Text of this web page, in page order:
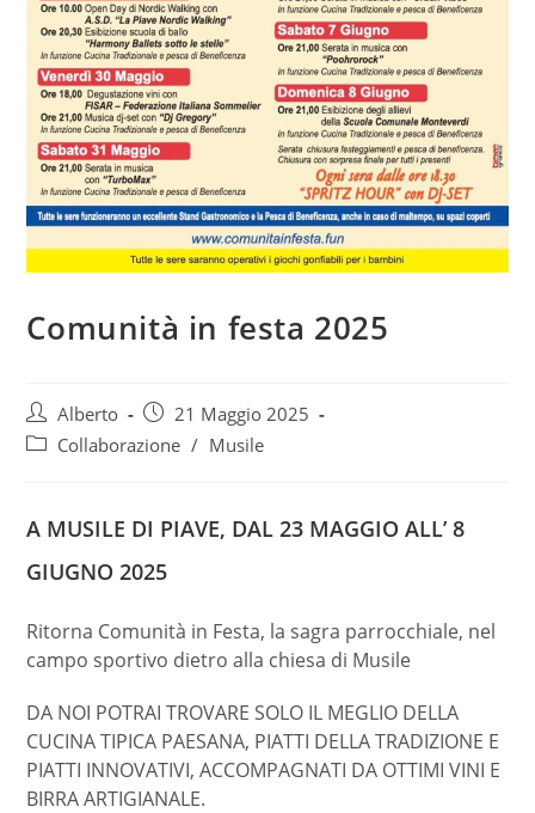
Comunità in festa 2025
Autore
dell'articolo:
Alberto
Articolo
pubblicato:
21 Maggio 2025
Categoria
Collaborazione / Musile
A MUSILE DI PIAVE, DAL 23 MAGGIO ALL’ 8
GIUGNO 2025
Ritorna Comunità in Festa, la sagra parrocchiale, nel
campo sportivo dietro alla chiesa di Musile
DA NOI POTRAI TROVARE SOLO IL MEGLIO DELLA
CUCINA TIPICA PAESANA, PIATTI DELLA TRADIZIONE E
PIATTI INNOVATIVI, ACCOMPAGNATI DA OTTIMI VINI E
BIRRA ARTIGIANALE.